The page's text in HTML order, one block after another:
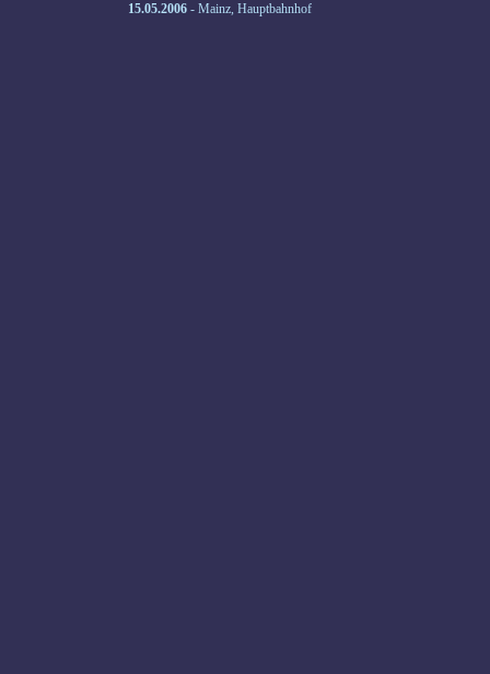
15.05.2006 - Mainz, Hauptbahnhof